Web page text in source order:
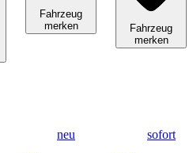
Fahrzeug
merken
Fahrzeug
merken
neu
sofort